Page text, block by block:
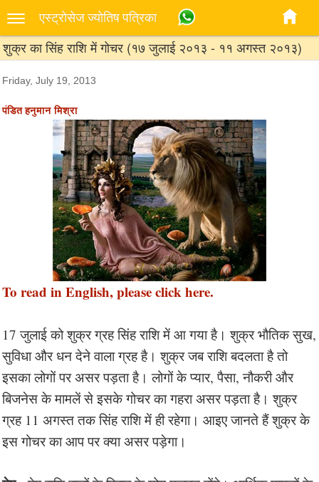
एस्‍ट्रोसेज ज्‍योतिष पत्रिका
शुक्र का सिंह राशि में गोचर (१७ जुलाई २०१३ - ११ अगस्त २०१३)
Friday, July 19, 2013
पंडित हनुमान मिश्रा
To read in English, please click here.
17 जुलाई को शुक्र ग्रह सिंह राशि में आ गया है। शुक्र भौतिक सुख,
सुविधा और धन देने वाला ग्रह है। शुक्र जब राशि बदलता है तो
इसका लोगों पर असर पड़ता है। लोगों के प्यार, पैसा, नौकरी और
बिजनेस के मामलें से इसके गोचर का गहरा असर पड़ता है। शुक्र
ग्रह 11 अगस्त तक सिंह राशि में ही रहेगा। आइए जानते हैं शुक्र के
इस गोचर का आप पर क्या असर पड़ेगा।